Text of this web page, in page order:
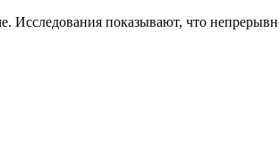
показывают, что